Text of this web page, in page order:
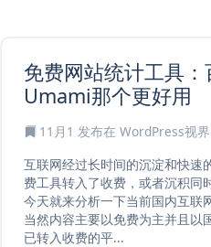
免费网站统计工具
Umami那个更好用
11月1 发布在 WordPress视界
互联网经过长时间的沉淀和快速
费工具转入了收费，或者沉积同
今天就来分析一下当前国内互联
当然内容主要以免费为主并且以
已转入收费的平...